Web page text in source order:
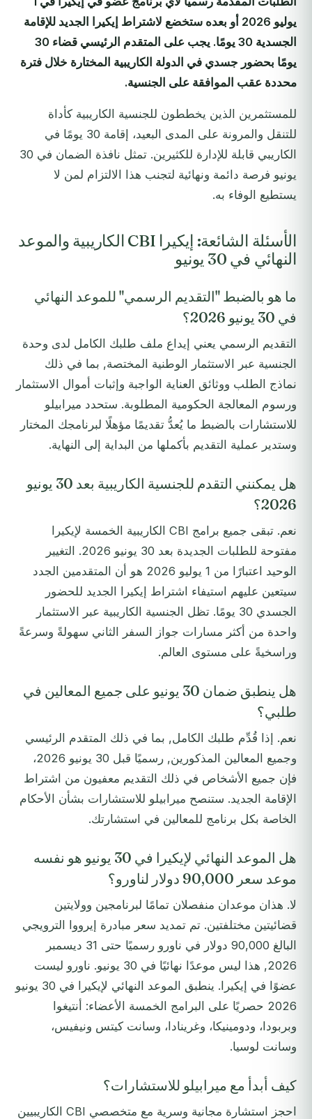
يوليو 2026 أو بعده ستخضع لاشتراط إيكيرا الجديد للإقامة
الجسدية 30 يومًا. يجب على المتقدم الرئيسي قضاء 30
يومًا بحضور جسدي في الدولة الكاريبية المختارة خلال فترة
محددة عقب الموافقة على الجنسية.
للمستثمرين الذين يخططون للجنسية الكاريبية كأداة
للتنقل والمرونة على المدى البعيد، إقامة 30 يومًا في
الكاريبي قابلة للإدارة للكثيرين. تمثل نافذة الضمان في 30
يونيو فرصة دائمة ونهائية لتجنب هذا الالتزام لمن لا
يستطيع الوفاء به.
الأسئلة الشائعة: إيكيرا CBI الكاريبية والموعد
النهائي في 30 يونيو
ما هو بالضبط "التقديم الرسمي" للموعد النهائي
في 30 يونيو 2026؟
التقديم الرسمي يعني إيداع ملف طلبك الكامل لدى وحدة
الجنسية عبر الاستثمار الوطنية المختصة, بما في ذلك
نماذج الطلب ووثائق العناية الواجبة وإثبات أموال الاستثمار
ورسوم المعالجة الحكومية المطلوبة. ستحدد ميرابيلو
للاستشارات بالضبط ما يُعدُّ تقديمًا مؤهلًا لبرنامجك المختار
وستدير عملية التقديم بأكملها من البداية إلى النهاية.
هل يمكنني التقدم للجنسية الكاريبية بعد 30 يونيو
2026؟
نعم. تبقى جميع برامج CBI الكاريبية الخمسة لإيكيرا
مفتوحة للطلبات الجديدة بعد 30 يونيو 2026. التغيير
الوحيد اعتبارًا من 1 يوليو 2026 هو أن المتقدمين الجدد
سيتعين عليهم استيفاء اشتراط إيكيرا الجديد للحضور
الجسدي 30 يومًا. تظل الجنسية الكاريبية عبر الاستثمار
واحدة من أكثر مسارات جواز السفر الثاني سهولةً وسرعةً
وراسخيةً على مستوى العالم.
هل ينطبق ضمان 30 يونيو على جميع المعالين في
طلبي؟
نعم. إذا قُدِّم طلبك الكامل, بما في ذلك المتقدم الرئيسي
وجميع المعالين المذكورين, رسميًا قبل 30 يونيو 2026،
فإن جميع الأشخاص في ذلك التقديم معفيون من اشتراط
الإقامة الجديد. ستنصح ميرابيلو للاستشارات بشأن الأحكام
الخاصة بكل برنامج للمعالين في استشارتك.
هل الموعد النهائي لإيكيرا في 30 يونيو هو نفسه
موعد سعر 90,000 دولار لناورو؟
لا. هذان موعدان منفصلان تمامًا لبرنامجين وولايتين
قضائيتين مختلفتين. تم تمديد سعر مبادرة إيرووا الترويجي
البالغ 90,000 دولار في ناورو رسميًا حتى 31 ديسمبر
2026, هذا ليس موعدًا نهائيًا في 30 يونيو. ناورو ليست
عضوًا في إيكيرا. ينطبق الموعد النهائي لإيكيرا في 30 يونيو
2026 حصريًا على البرامج الخمسة الأعضاء: أنتيغوا
وبربودا، ودومينيكا، وغرينادا، وسانت كيتس ونيفيس،
وسانت لوسيا.
كيف أبدأ مع ميرابيلو للاستشارات؟
احجز استشارة مجانية وسرية مع متخصصي CBI الكاريبيين